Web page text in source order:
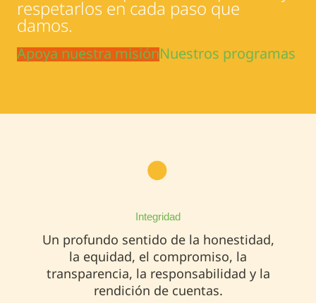
respetarlos en cada paso que
damos.
Apoya nuestra misiónNuestros programas
Integridad
Un profundo sentido de la honestidad,
la equidad, el compromiso, la
transparencia, la responsabilidad y la
rendición de cuentas.